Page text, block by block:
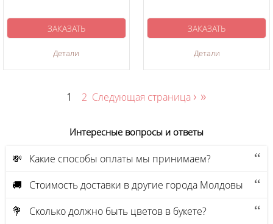
Детали
ЗАКАЗАТЬ
Детали
ЗАКАЗАТЬ
1 2 Следующая страница › »
Интересные вопросы и ответы
💸 Какие способы оплаты мы принимаем?
🚚 Стоимость доставки в другие города Молдовы
💐 Сколько должно быть цветов в букете?